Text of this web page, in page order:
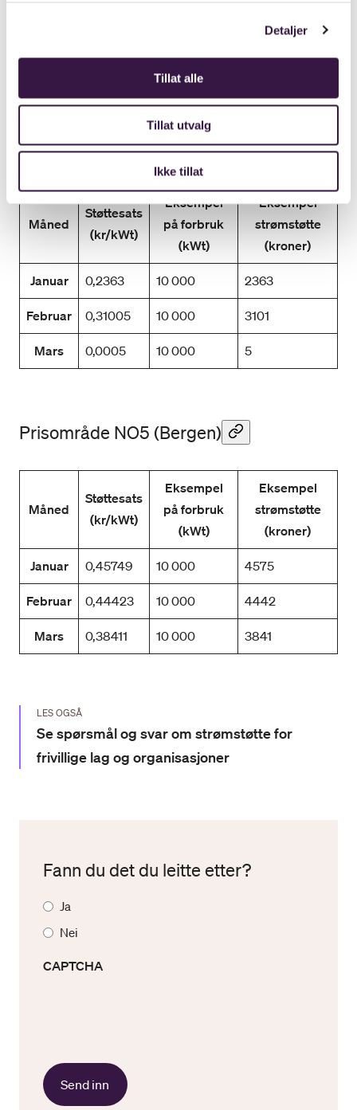
Detaljer
Tillat alle
Tillat utvalg
Ikke tillat
4142
Prisområde NO4 (Tromsø)
Måned
Støttesats
(kr/kWt)
Eksempel
på forbruk
(kWt)
Eksempel
strømstøtte
(kroner)
Januar 0,2363 10 000 2363
Februar 0,31005 10 000 3101
Mars 0,0005 10 000 5
Prisområde NO5 (Bergen)
Måned
Støttesats
(kr/kWt)
Eksempel
på forbruk
(kWt)
Eksempel
strømstøtte
(kroner)
Januar 0,45749 10 000 4575
Februar 0,44423 10 000 4442
Mars 0,38411 10 000 3841
LES OGSÅ
Se spørsmål og svar om strømstøtte for
frivillige lag og organisasjoner
Fann du det du leitte etter?
Ja
Nei
CAPTCHA